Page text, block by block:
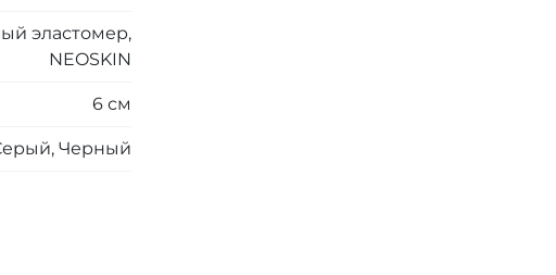
эластомер,
NEOSKIN
6 см
Черный